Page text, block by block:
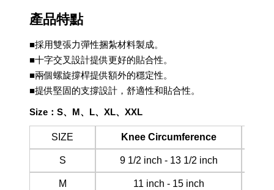
產品特點
■採用雙張力彈性捆紮材料製成。
■十字交叉設計提供更好的貼合性。
■兩個螺旋撐桿提供額外的穩定性。
■提供堅固的支撐設計，舒適性和貼合性。
Size ： S、 M、 L、 XL、 XXL
SIZE Knee Circumference
S 9 1/2 inch - 13 1/2 inch
M 11 inch - 15 inch